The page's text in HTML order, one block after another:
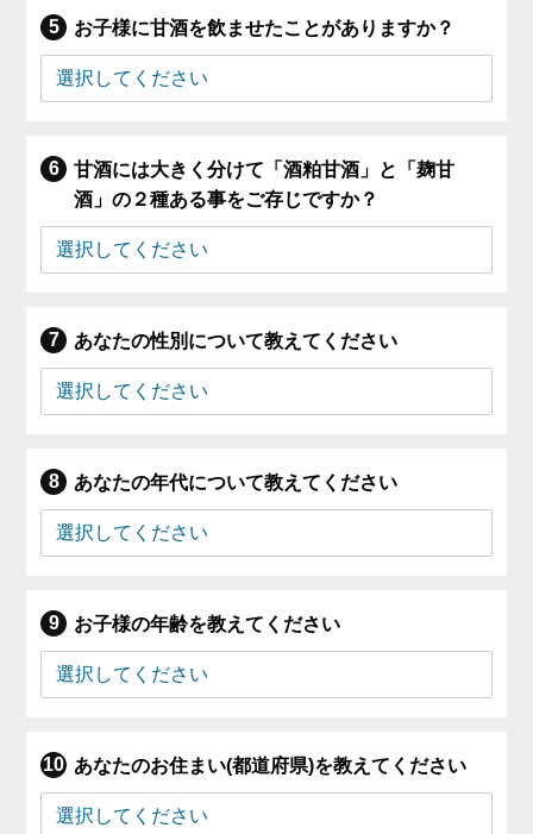
お子様に甘酒を飲ませたことがありますか？
甘酒には大きく分けて「酒粕甘酒」と「麹甘
酒」の２種ある事をご存じですか？
あなたの性別について教えてください
あなたの年代について教えてください
お子様の年齢を教えてください
あなたのお住まい(都道府県)を教えてください